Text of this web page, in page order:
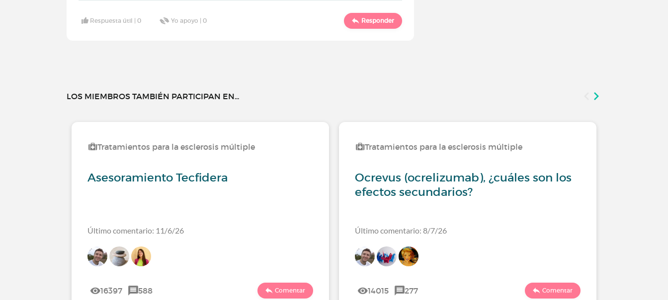
Respuesta útil |0 Yo apoyo |0 Responder
LOS MIEMBROS TAMBIÉN PARTICIPAN EN...
Tratamientos para la esclerosis múltiple
Asesoramiento Tecfidera
Último comentario: 11/6/26
16397 588 Comentar
Tratamientos para la esclerosis múltiple
Ocrevus (ocrelizumab), ¿cuáles son los
efectos secundarios?
Último comentario: 8/7/26
14015 277 Comentar